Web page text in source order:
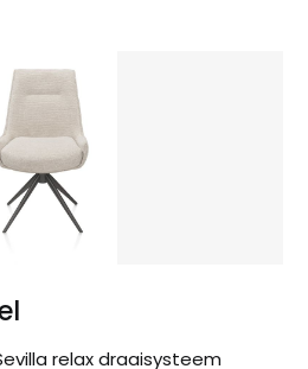
relax draaisysteem